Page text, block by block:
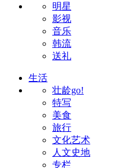
明星
影视
音乐
韩流
送礼
生活
壮龄go!
特写
美食
旅行
文化艺术
人文史地
专栏